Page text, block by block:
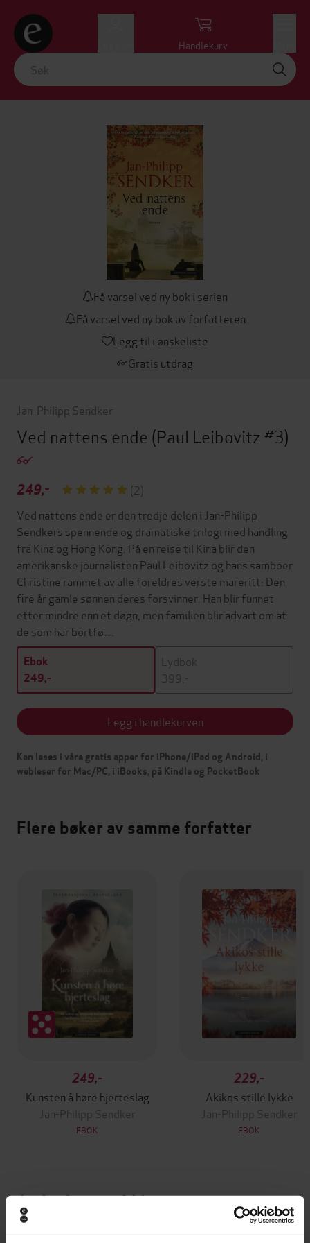
Handlekurv
Få varsel ved ny bok i serien
Få varsel ved ny bok av forfatteren
Legg til i ønskeliste
Gratis utdrag
Jan-Philipp Sendker
Ved nattens ende (Paul Leibovitz #3)
249,-
(2)
Ved nattens ende er den tredje delen i Jan-Philipp
Sendkers spennende og dramatiske trilogi med handling
fra Kina og Hong Kong. På en reise til Kina blir den
amerikanske journalisten Paul Leibovitz og hans samboer
Christine rammet av alle foreldres verste mareritt: Den
fire år gamle sønnen deres forsvinner. Han blir funnet
etter mindre enn et døgn, men familien blir advart om at
de som har bortfø…
Ebok
249,-
Lydbok
399,-
Legg i handlekurven
Kan leses i våre gratis apper for iPhone/iPad og Android, i
webleser for Mac/PC, i iBooks, på Kindle og PocketBook
Flere bøker av samme forfatter
249,-
Kunsten å høre hjerteslag
Jan-Philipp Sendker
EBOK
229,-
Akikos stille lykke
Jan-Philipp Sendker
EBOK
Andre har også kjøpt